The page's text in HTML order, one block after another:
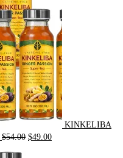
KINKELIBA
$54.00 Original
$49.00Current